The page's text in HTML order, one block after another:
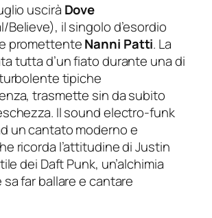
uscirà Dove
il singolo d’esordio
promettenteNanni Patti. La
tutta d’un fiato durante una di
tipiche
trasmette sin da subito
Il sound electro-funk
un cantato moderno e
ricorda l’attitudine di Justin
dei Daft Punk, un’alchimia
far ballare e cantare